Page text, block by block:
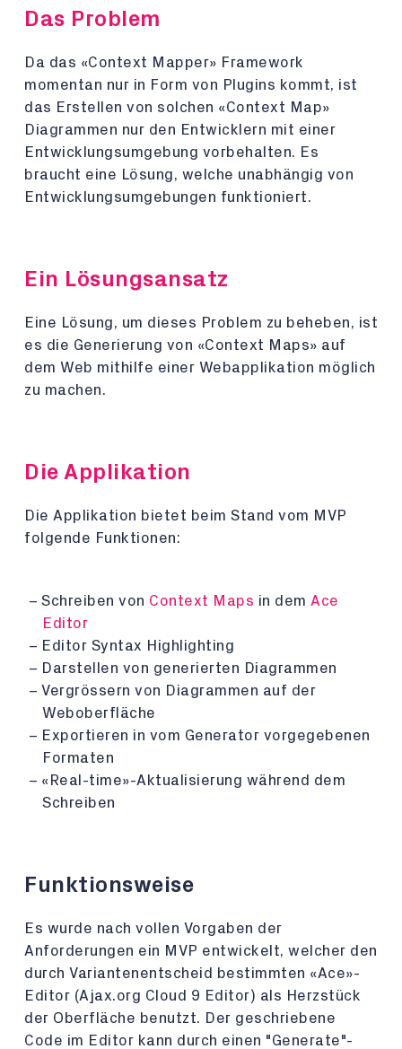
Das Problem
Da das «Context Mapper» Framework
momentan nur in Form von Plugins kommt, ist
das Erstellen von solchen «Context Map»
Diagrammen nur den Entwicklern mit einer
Entwicklungsumgebung vorbehalten. Es
braucht eine Lösung, welche unabhängig von
Entwicklungsumgebungen funktioniert.
Ein Lösungsansatz
Eine Lösung, um dieses Problem zu beheben, ist
es die Generierung von «Context Maps» auf
dem Web mithilfe einer Webapplikation möglich
zu machen.
Die Applikation
Die Applikation bietet beim Stand vom MVP
folgende Funktionen:
Schreiben von Context Maps in dem Ace
Editor
Editor Syntax Highlighting
Darstellen von generierten Diagrammen
Vergrössern von Diagrammen auf der
Weboberfläche
Exportieren in vom Generator vorgegebenen
Formaten
«Real-time»-Aktualisierung während dem
Schreiben
Funktionsweise
Es wurde nach vollen Vorgaben der
Anforderungen ein MVP entwickelt, welcher den
durch Variantenentscheid bestimmten «Ace»-
Editor (Ajax.org Cloud 9 Editor) als Herzstück
der Oberfläche benutzt. Der geschriebene
Code im Editor kann durch einen "Generate"-